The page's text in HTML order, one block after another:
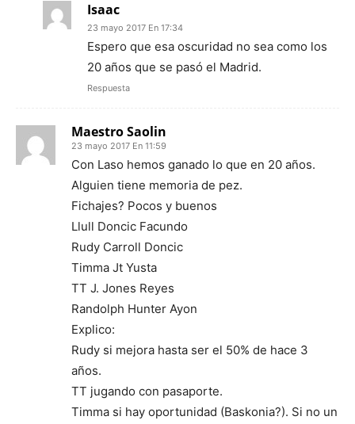
Isaac
23 mayo 2017 En 17:34
Espero que esa oscuridad no sea como los
20 años que se pasó el Madrid.
Respuesta
Maestro Saolin
23 mayo 2017 En 11:59
Con Laso hemos ganado lo que en 20 años.
Alguien tiene memoria de pez.
Fichajes? Pocos y buenos
Llull Doncic Facundo
Rudy Carroll Doncic
Timma Jt Yusta
TT J. Jones Reyes
Randolph Hunter Ayon
Explico:
Rudy si mejora hasta ser el 50% de hace 3
años.
TT jugando con pasaporte.
Timma si hay oportunidad (Baskonia?). Si no un